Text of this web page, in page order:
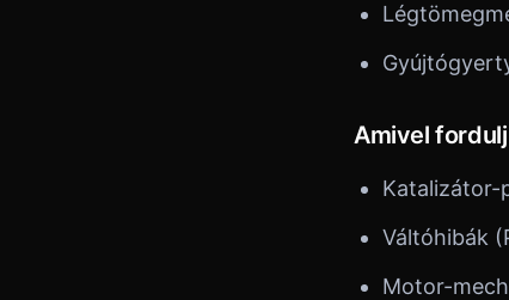
Amivel
Katalizátor-
Váltóhibák
Motor-